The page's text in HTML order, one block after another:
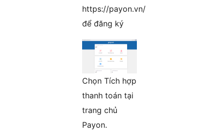
https://payon.vn/
để đăng ký
Chọn Tích hợp
thanh toán tại
trang chủ
Payon.